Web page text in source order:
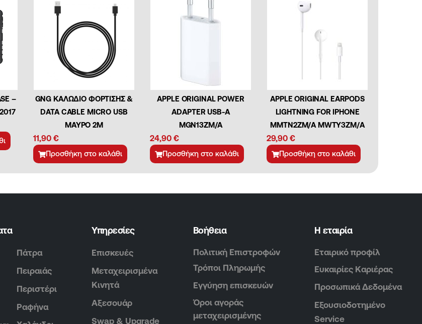
–
GNG ΚΑΛΩΔΙΟ ΦΟΡΤΙΣΗΣ &
DATA CABLE MICRO USB
ΜΑΥΡΟ 2Μ
11,90 €
Προσθήκη στο καλάθι
APPLE ORIGINAL POWER
ADAPTER USB-A
MGN13ZM/A
24,90 €
Προσθήκη στο καλάθι
APPLE ORIGINAL EARPODS
LIGHTNING FOR IPHONE
MMTN2ZM/A MWTY3ZM/A
29,90 €
Προσθήκη στο καλάθι
Πάτρα
Πειραιάς
Περιστέρι
Ραφήνα
Υπηρεσίες
Επισκευές
Μεταχειρισμένα
Κινητά
Αξεσουάρ
Swap & Upgrade
Βοήθεια
Πολιτική Επιστροφών
Τρόποι Πληρωμής
Εγγύηση επισκευών
Όροι αγοράς
μεταχειρισμένης
Η εταιρία
Εταιρικό προφίλ
Ευκαιρίες Καριέρας
Προσωπικά Δεδομένα
Εξουσιοδοτημένο
Service